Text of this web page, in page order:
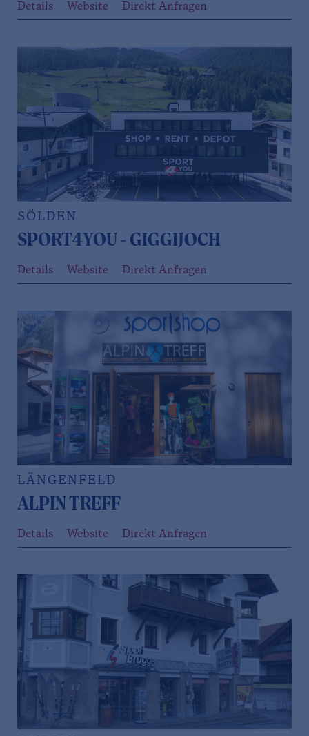
Details Website Direkt Anfragen
SÖLDEN
SPORT4YOU - GIGGIJOCH
Details Website Direkt Anfragen
LÄNGENFELD
ALPIN TREFF
Details Website Direkt Anfragen